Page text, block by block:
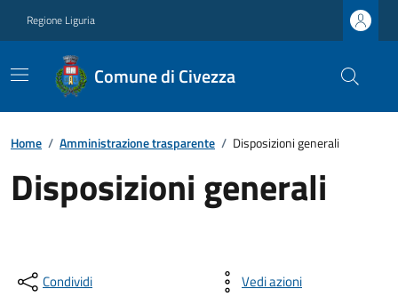
Regione Liguria
Comune di Civezza
Home / Amministrazione trasparente / Disposizioni generali
Disposizioni generali
Condividi Vedi azioni